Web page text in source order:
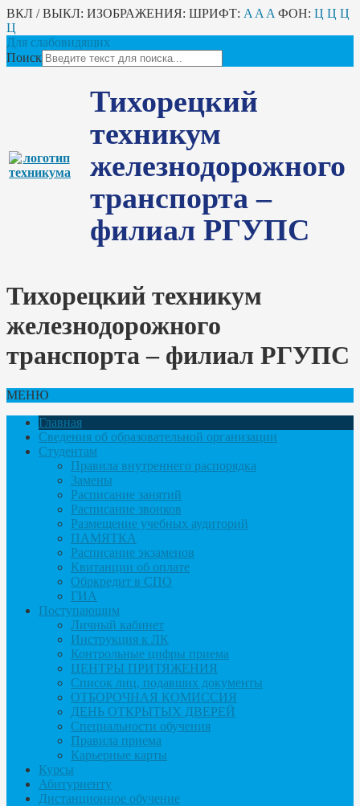
ВКЛ / ВЫКЛ: ИЗОБРАЖЕНИЯ: ШРИФТ: A A A ФОН: Ц Ц Ц
Ц
Для слабовидящих
Поиск
Тихорецкий
техникум
железнодорожного
транспорта –
филиал РГУПС
Тихорецкий техникум
железнодорожного
транспорта – филиал РГУПС
МЕНЮ
Главная
Сведения об образовательной организации
Студентам
Правила внутреннего распорядка
Замены
Расписание занятий
Расписание звонков
Размещение учебных аудиторий
ПАМЯТКА
Расписание экзаменов
Квитанции об оплате
Обркредит в СПО
ГИА
Поступающим
Личный кабинет
Инструкция к ЛК
Контрольные цифры приема
ЦЕНТРЫ ПРИТЯЖЕНИЯ
Список лиц, подавших документы
ОТБОРОЧНАЯ КОМИССИЯ
ДЕНЬ ОТКРЫТЫХ ДВЕРЕЙ
Специальности обучения
Правила приема
Карьерные карты
Курсы
Абитуриенту
Дистанционное обучение